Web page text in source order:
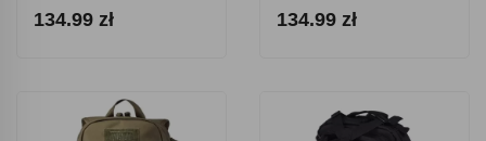
Black
134.99 zł
Forged Iron
134.99 zł